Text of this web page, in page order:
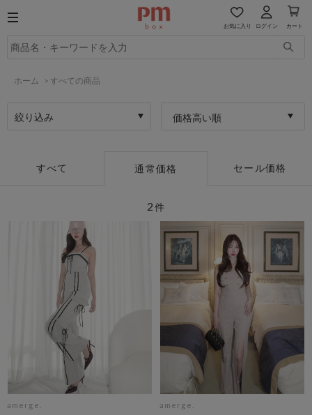
お気に入り ログイン カート
ホーム > すべての商品
絞り込み 価格高い順
すべて 通常価格 セール価格
2件
amerge. amerge.